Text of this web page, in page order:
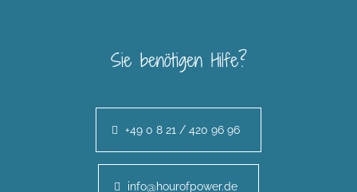
Sie benötigen Hilfe?
+49 0 8 21 / 420 96 96
info@hourofpower.de